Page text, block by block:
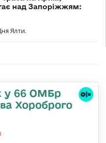
над Запоріжжям:
Ялти.
у 66 ОМБр
Хороброго